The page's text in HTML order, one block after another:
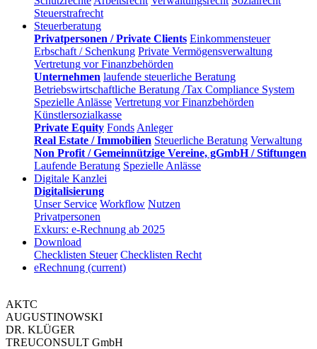
Steuerstrafrecht
Steuerberatung
Privatpersonen / Private Clients Einkommensteuer
Erbschaft / Schenkung Private Vermögensverwaltung
Vertretung vor Finanzbehörden
Unternehmen laufende steuerliche Beratung
Betriebswirtschaftliche Beratung /Tax Compliance System
Spezielle Anlässe Vertretung vor Finanzbehörden
Künstlersozialkasse
Private Equity Fonds Anleger
Real Estate / Immobilien Steuerliche Beratung Verwaltung
Non Profit / Gemeinnützige Vereine, gGmbH / Stiftungen
Laufende Beratung Spezielle Anlässe
Digitale Kanzlei
Digitalisierung
Unser Service Workflow Nutzen
Privatpersonen
Exkurs: e-Rechnung ab 2025
Download
Checklisten Steuer Checklisten Recht
eRechnung (current)
AKTC
AUGUSTINOWSKI
DR. KLÜGER
TREUCONSULT GmbH